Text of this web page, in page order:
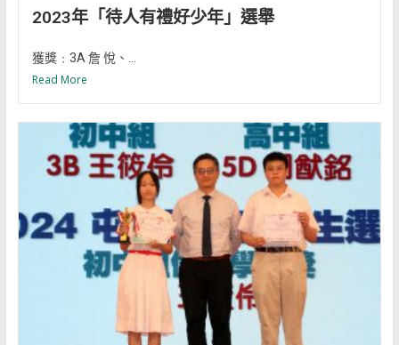
2023年「待人有禮好少年」選舉
獲獎﹕3A 詹 悅、...
Read More